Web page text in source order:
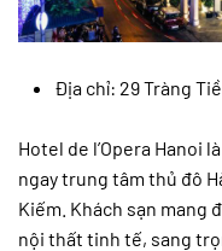
Địa chỉ: 29 Tràng
Hotel de l’Opera Hanoi
ngay trung tâm thủ đô
Kiếm. Khách sạn mang
nội thất tinh tế, sang